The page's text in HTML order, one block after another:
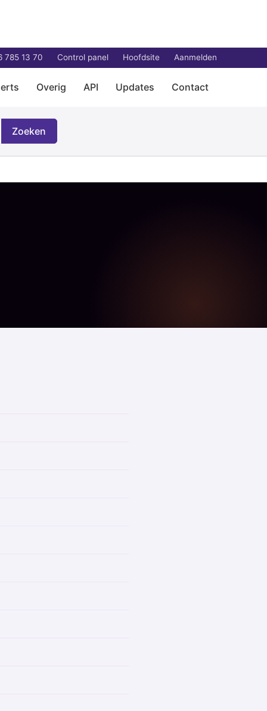
785 13 70 Control panel Hoofdsite Aanmelden
Overig API Updates Contact
Zoeken